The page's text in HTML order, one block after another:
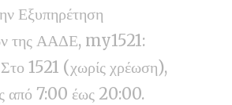
Εξυπηρέτηση
της ΑΑΔΕ, my1521:
1521 (χωρίς χρέωση),
από 7:00 έως 20:00.